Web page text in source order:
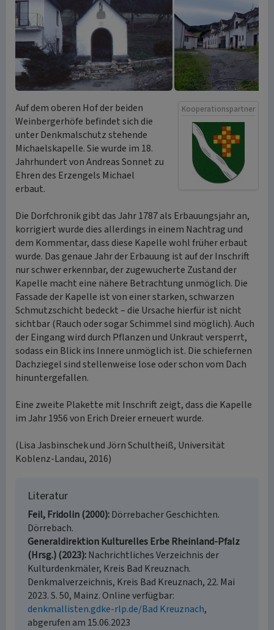
Kooperationspartner
Auf dem oberen Hof der beiden
Weinbergerhöfe befindet sich die
unter Denkmalschutz stehende
Michaelskapelle. Sie wurde im 18.
Jahrhundert von Andreas Sonnet zu
Ehren des Erzengels Michael
erbaut.
Die Dorfchronik gibt das Jahr 1787 als Erbauungsjahr an,
korrigiert wurde dies allerdings in einem Nachtrag und
dem Kommentar, dass diese Kapelle wohl früher erbaut
wurde. Das genaue Jahr der Erbauung ist auf der Inschrift
nur schwer erkennbar, der zugewucherte Zustand der
Kapelle macht eine nähere Betrachtung unmöglich. Die
Fassade der Kapelle ist von einer starken, schwarzen
Schmutzschicht bedeckt – die Ursache hierfür ist nicht
sichtbar (Rauch oder sogar Schimmel sind möglich). Auch
der Eingang wird durch Pflanzen und Unkraut versperrt,
sodass ein Blick ins Innere unmöglich ist. Die schiefernen
Dachziegel sind stellenweise lose oder schon vom Dach
hinuntergefallen.
Eine zweite Plakette mit Inschrift zeigt, dass die Kapelle
im Jahr 1956 von Erich Dreier erneuert wurde.
(Lisa Jasbinschek und Jörn Schultheiß, Universität
Koblenz-Landau, 2016)
Literatur
Feil, Fridolin (2000) Dörrebacher Geschichten.
Dörrebach.
Generaldirektion Kulturelles Erbe Rheinland-Pfalz
(Hrsg.) (2023) Nachrichtliches Verzeichnis der
Kulturdenkmäler, Kreis Bad Kreuznach.
Denkmalverzeichnis, Kreis Bad Kreuznach, 22. Mai
2023. S. 50, Mainz. Online verfügbar:
denkmallisten.gdke-rlp.de/Bad Kreuznach,
abgerufen am 15.06.2023